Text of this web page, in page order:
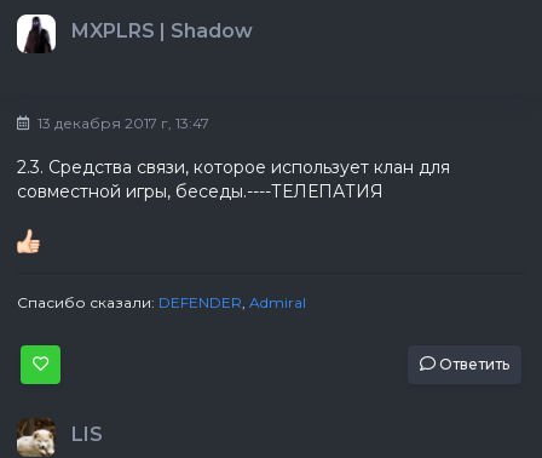
MXPLRS | Shadow
13 декабря 2017 г, 13:47
2.3. Средства связи, которое использует клан для
совместной игры, беседы.----ТЕЛЕПАТИЯ
Спасибо сказали: DEFENDER, Admiral
Ответить
LIS